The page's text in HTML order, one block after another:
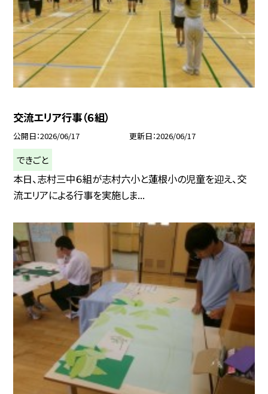
交流エリア行事（６組）
公開日 2026/06/17 更新日 2026/06/17
できごと
本日、志村三中６組が志村六小と蓮根小の児童を迎え、交
流エリアによる行事を実施しま...